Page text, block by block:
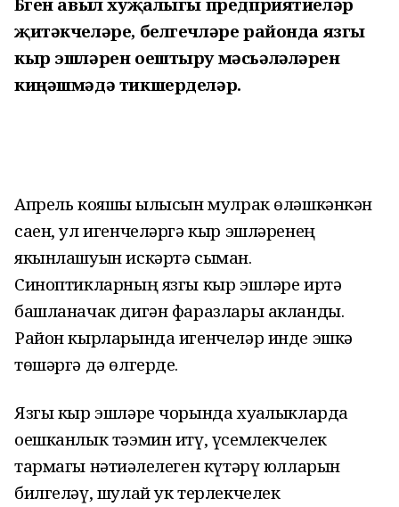
җитәкчеләре, белгечләре районда язгы
кыр эшләрен оештыру мәсьәләләрен
киңәшмәдә тикшерделәр.
Апрель кояшы җылысын мулрак өләшкәнкән
саен, ул игенчеләргә кыр эшләренең
якынлашуын искәртә сыман.
Синоптикларның язгы кыр эшләре иртә
башланачак дигән фаразлары акланды.
Район кырларында игенчеләр инде эшкә
төшәргә дә өлгерде.
Язгы кыр эшләре чорында хуҗалыкларда
оешканлык тәэмин итү, үсемлекчелек
тармагы нәтиҗәлелеген күтәрү юлларын
билгеләү, шулай ук терлекчелек